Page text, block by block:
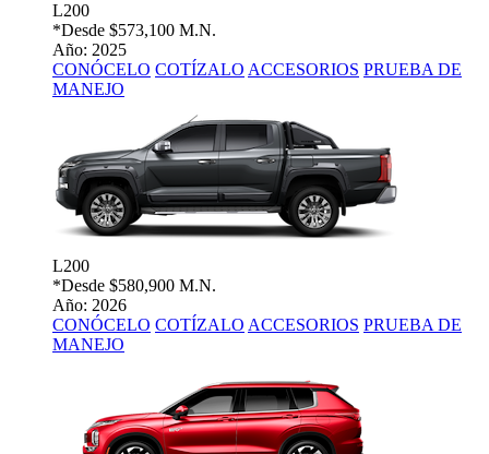
L200
*Desde $573,100 M.N.
Año: 2025
CONÓCELO COTÍZALO ACCESORIOS PRUEBA DE
MANEJO
L200
*Desde $580,900 M.N.
Año: 2026
CONÓCELO COTÍZALO ACCESORIOS PRUEBA DE
MANEJO